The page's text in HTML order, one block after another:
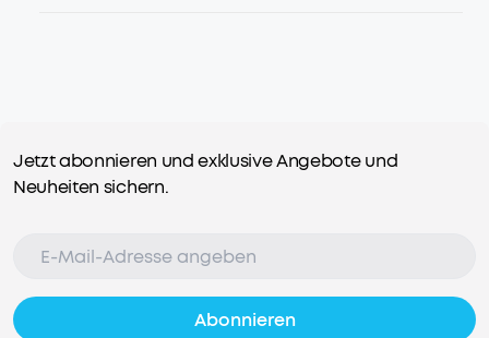
Jetzt abonnieren und exklusive Angebote und
Neuheiten sichern.
Abonnieren